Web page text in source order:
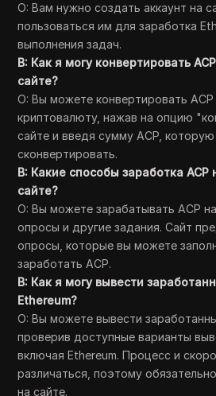
О: Вам нужно создать аккаунт на
пользоваться им для заработка
выполнения задач.
В: Как я могу конвертировать
сайте?
О: Вы можете конвертировать
криптовалюту, нажав на опцию
сайте и введя сумму ACP,
сконвертировать.
В: Какие способы заработка
сайте?
О: Вы можете зарабатывать ACP
опросы и другие задания. Сайт
опросы, которые вы можете
заработать ACP.
В: Как я могу вывести
Ethereum?
О: Вы можете вывести
проверив доступные варианты
включая Ethereum. Процесс и
различаться, поэтому
на сайте.